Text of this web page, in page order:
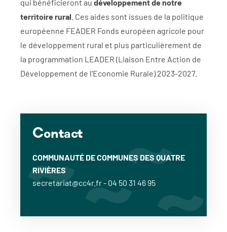
qui bénéficieront au développement de notre
territoire rural . Ces aides sont issues de la politique
européenne FEADER Fonds européen agricole pour
le développement rural et plus particulièrement de
la programmation LEADER (Liaison Entre Action de
Développement de l'Economie Rurale) 2023-2027.
Contact
COMMUNAUTÉ DE COMMUNES DES QUATRE
RIVIÈRES
secretariat@cc4r.fr - 04 50 31 46 95